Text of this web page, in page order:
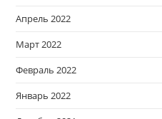
Апрель 2022
Март 2022
Февраль 2022
Январь 2022